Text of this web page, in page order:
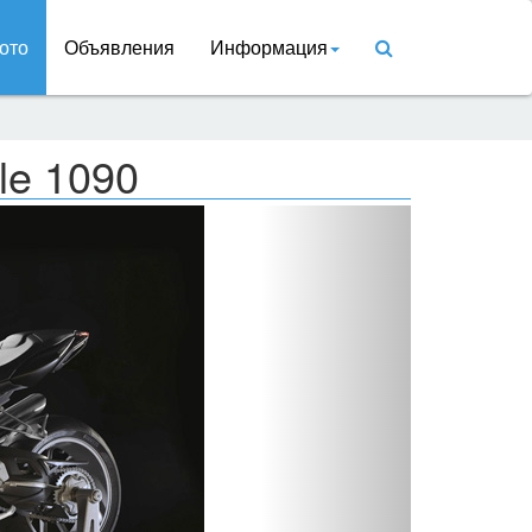
Объявления Информация
1090